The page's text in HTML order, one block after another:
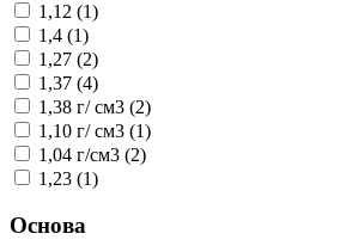
1,12 (1)
1,4 (1)
1,27 (2)
1,37 (4)
1,38 г/ см3 (2)
1,10 г/ см3 (1)
1,04 г/см3 (2)
1,23 (1)
Основа